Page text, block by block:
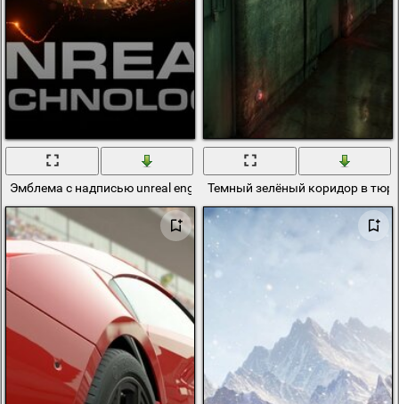
Эмблема с надписью unreal engine 4 на фоне пламени
Темный зелёный коридор в